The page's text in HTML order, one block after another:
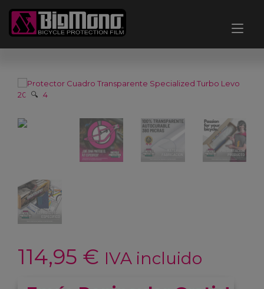
contenido
🔍
114,95 € IVA incluido